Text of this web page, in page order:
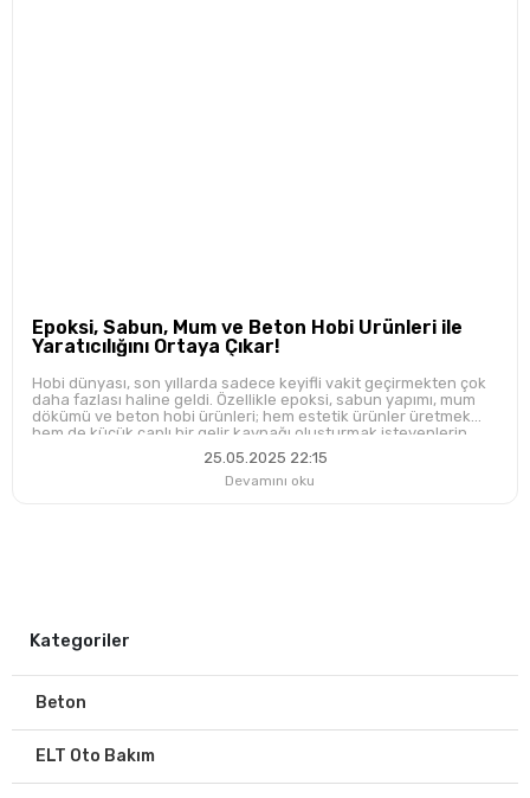
Epoksi, Sabun, Mum ve Beton Hobi Ürünleri ile
Yaratıcılığını Ortaya Çıkar!
Hobi dünyası, son yıllarda sadece keyifli vakit geçirmekten çok
daha fazlası haline geldi. Özellikle epoksi, sabun yapımı, mum
dökümü ve beton hobi ürünleri; hem estetik ürünler üretmek
hem de küçük çaplı bir gelir kaynağı oluşturmak isteyenlerin
Devamını oku
25.05.2025 22:15
Kategoriler
Beton
ELT Oto Bakım